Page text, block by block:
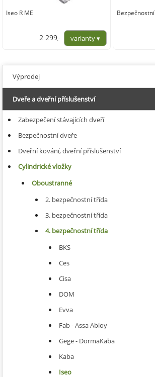
Iseo R ME
2 299,-
Výprodej
Dveře a dveřní příslušenství
Zabezpečení stávajících dveří
Bezpečnostní dveře
Dveřní kování, dveřní příslušenství
Cylindrické vložky
Oboustranné
2. bezpečnostní třída
3. bezpečnostní třída
4. bezpečnostní třída
BKS
Ces
Cisa
DOM
Evva
Fab - Assa Abloy
Gege - DormaKaba
Kaba
Iseo